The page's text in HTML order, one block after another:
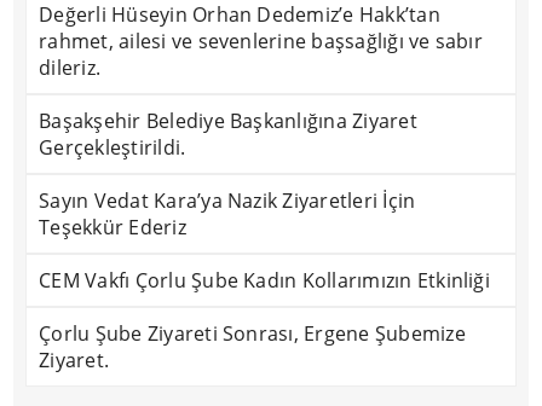
Değerli Hüseyin Orhan Dedemiz’e Hakk’tan
rahmet, ailesi ve sevenlerine başsağlığı ve sabır
dileriz.
Başakşehir Belediye Başkanlığına Ziyaret
Gerçekleştirildi.
Sayın Vedat Kara’ya Nazik Ziyaretleri İçin
Teşekkür Ederiz
CEM Vakfı Çorlu Şube Kadın Kollarımızın Etkinliği
Çorlu Şube Ziyareti Sonrası, Ergene Şubemize
Ziyaret.